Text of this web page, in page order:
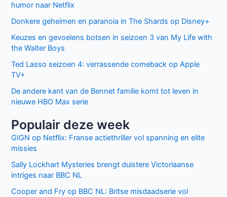
humor naar Netflix
Donkere geheimen en paranoia in The Shards op Disney+
Keuzes en gevoelens botsen in seizoen 3 van My Life with
the Walter Boys
Ted Lasso seizoen 4: verrassende comeback op Apple
TV+
De andere kant van de Bennet familie komt tot leven in
nieuwe HBO Max serie
Populair deze week
GIGN op Netflix: Franse actiethriller vol spanning en elite
missies
Sally Lockhart Mysteries brengt duistere Victoriaanse
intriges naar BBC NL
Cooper and Fry op BBC NL: Britse misdaadserie vol